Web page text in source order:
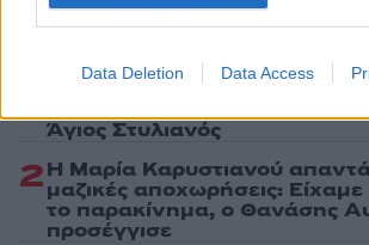
Data Deletion Data Access
Πιο δημοφιλή
Βελτιωμένη η εικόνα της
Κουβαρά: Παραδόθηκαν στις
Άγιος Στυλιανός
2Η Μαρία Καρυστιανού απαντά
μαζικές αποχωρήσεις:
το παρακίνημα, ο Θανάσης
προσέγγισε